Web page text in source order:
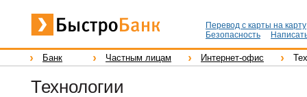
Перевод с карты на карту
Безопасность
Банк Частным лицам Интернет-офис
Технологии